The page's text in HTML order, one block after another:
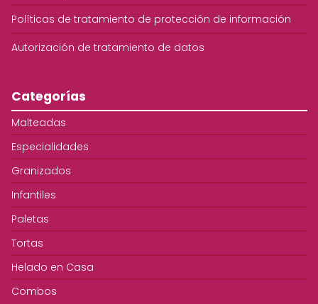
Políticas de tratamiento de protección de información
Autorización de tratamiento de datos
Categorías
Malteadas
Especialidades
Granizados
Infantiles
Paletas
Tortas
Helado en Casa
Combos